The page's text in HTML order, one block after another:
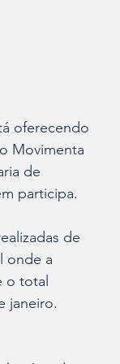
oferecendo
Movimenta
de
participa.
de
onde a
o total
janeiro.